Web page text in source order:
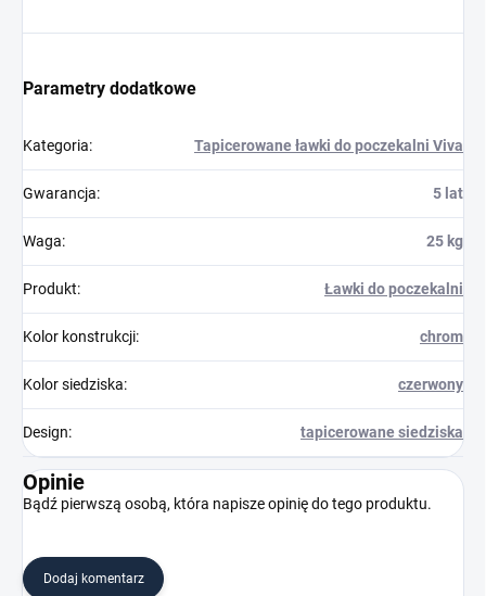
Parametry dodatkowe
Kategoria: Tapicerowane ławki do poczekalni Viva
Gwarancja: 5 lat
Waga: 25 kg
Produkt: Ławki do poczekalni
Kolor konstrukcji: chrom
Kolor siedziska: czerwony
Design: tapicerowane siedziska
Opinie
Bądź pierwszą osobą, która napisze opinię do tego produktu.
Dodaj komentarz